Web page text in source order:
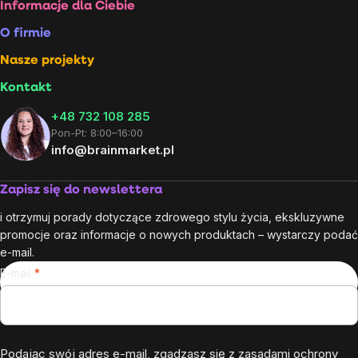
Stopka
Informacje dla Ciebie
O firmie
Nasze projekty
Kontakt
+48 732 108 285
Pon-Pt: 8:00–16:00
info@brainmarket.pl
Zapisz się do newslettera
i otrzymuj porady dotyczące zdrowego stylu życia, ekskluzywne
promocje oraz informacje o nowych produktach – wystarczy podać
e-mail.
E-mail
Podając swój adres e-mail, zgadzasz się z zasadami ochrony